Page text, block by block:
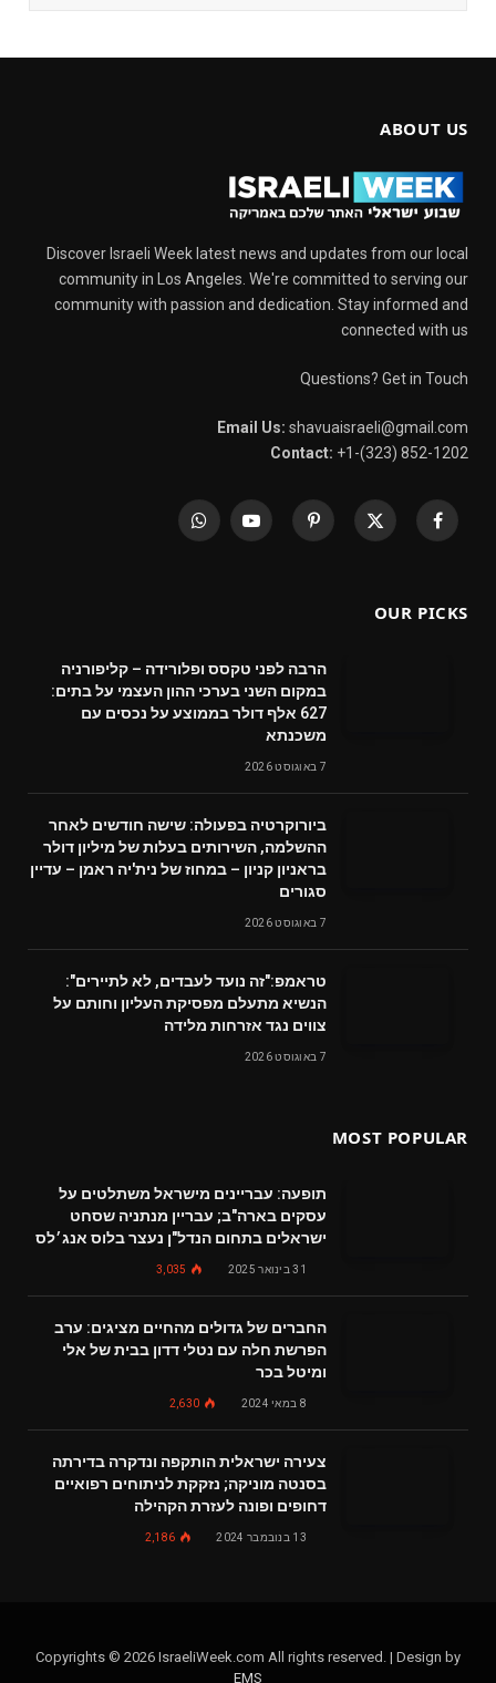
ABOUT US
Discover Israeli Week latest news and updates from our local
community in Los Angeles. We're committed to serving our
community with passion and dedication. Stay informed and
connected with us
Questions? Get in Touch
Email Us: shavuaisraeli@gmail.com
Contact: +1-(323) 852-1202
Facebook
X
Pinterest
YouTube
WhatsApp
OUR PICKS
הרבה לפני טקסס ופלורידה – קליפורניה
במקום השני בערכי ההון העצמי על בתים:
627 אלף דולר בממוצע על נכסים עם
משכנתא
7 באוגוסט 2026
ביורוקרטיה בפעולה: שישה חודשים לאחר
ההשלמה, השירותים בעלות של מיליון דולר
בראניון קניון – במחוז של נית'יה ראמן – עדיין
סגורים
7 באוגוסט 2026
טראמפ:"זה נועד לעבדים, לא לתיירים":
הנשיא מתעלם מפסיקת העליון וחותם על
צווים נגד אזרחות מלידה
7 באוגוסט 2026
MOST POPULAR
תופעה: עבריינים מישראל משתלטים על
עסקים בארה"ב; עבריין מנתניה שסחט
ישראלים בתחום הנדל"ן נעצר בלוס אנג׳לס
31 בינואר 2025 3,035
החברים של גדולים מהחיים מציגים: ערב
הפרשת חלה עם נטלי דדון בבית של אלי
ומיטל בכר
8 במאי 2024 2,630
צעירה ישראלית הותקפה ונדקרה בדירתה
בסנטה מוניקה; נזקקת לניתוחים רפואיים
דחופים ופונה לעזרת הקהילה
13 בנובמבר 2024 2,186
Copyrights © 2026 IsraeliWeek.com All rights reserved. | Design by
EMS